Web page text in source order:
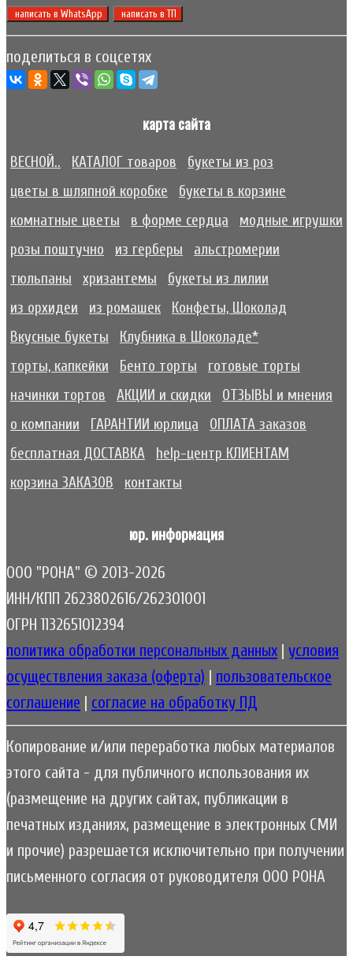
написать в WhatsApp написать в ТП
поделиться в соцсетях
карта сайта
ВЕСНОЙ.. КАТАЛОГ товаров
букеты из роз
цветы в шляпной коробке
букеты в корзине
комнатные цветы
в форме сердца
модные игрушки
розы поштучно
из герберы
альстромерии
тюльпаны
хризантемы
букеты из лилии
из орхидеи
из ромашек
Конфеты, Шоколад
Вкусные букеты
Клубника в Шоколаде*
торты, капкейки
Бенто торты
готовые торты
начинки тортов
АКЦИИ и скидки
ОТЗЫВЫ и мнения
о компании
ГАРАНТИИ юрлица
ОПЛАТА заказов
бесплатная ДОСТАВКА
help-центр КЛИЕНТАМ
корзина ЗАКАЗОВ
контакты
юр. информация
ООО "РОНА" © 2013-2026
ИНН/КПП 2623802616/262301001
ОГРН 1132651012394
политика обработки персональных данных | условия
осуществления заказа (оферта) | пользовательское
соглашение | согласие на обработку ПД
Копирование и/или переработка любых материалов
этого сайта - для публичного использования их
(размещение на других сайтах, публикации в
печатных изданиях, размещение в электронных СМИ
и прочие) разрешается исключительно при получении
письменного согласия от руководителя ООО РОНА